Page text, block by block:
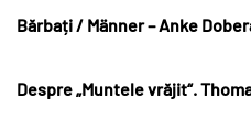
Bărbați / Männer – Anke
Despre „Muntele vrăjit“.